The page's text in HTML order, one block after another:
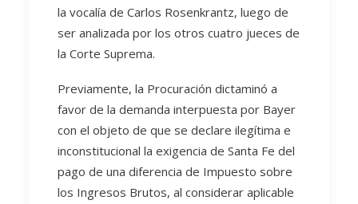
la vocalía de Carlos Rosenkrantz, luego de
ser analizada por los otros cuatro jueces de
la Corte Suprema.
Previamente, la Procuración dictaminó a
favor de la demanda interpuesta por Bayer
con el objeto de que se declare ilegítima e
inconstitucional la exigencia de Santa Fe del
pago de una diferencia de Impuesto sobre
los Ingresos Brutos, al considerar aplicable